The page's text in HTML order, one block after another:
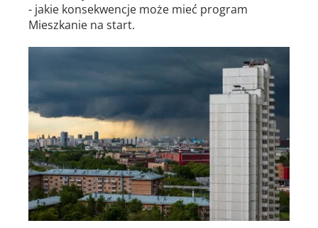
- jakie konsekwencje może mieć program
Mieszkanie na start.